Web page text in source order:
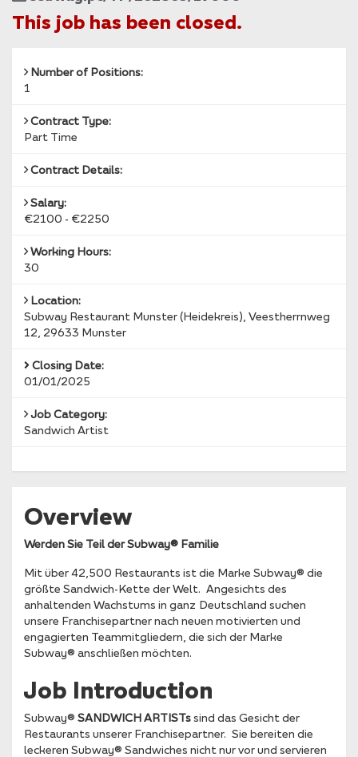
29633
Munster
Reference
This job has been closed.
Number of Positions:
1
Contract Type:
Part Time
Contract Details:
Salary:
€2100 - €2250
Working Hours:
30
Location:
Subway Restaurant Munster (Heidekreis), Veestherrnweg
12, 29633 Munster
Closing Date:
01/01/2025
Job Category:
Sandwich Artist
Overview
Werden Sie Teil der Subway® Familie
Mit über 42,500 Restaurants ist die Marke Subway® die
größte Sandwich-Kette der Welt. Angesichts des
anhaltenden Wachstums in ganz Deutschland suchen
unsere Franchisepartner nach neuen motivierten und
engagierten Teammitgliedern, die sich der Marke
Subway® anschließen möchten.
Job Introduction
Subway® SANDWICH ARTISTssind das Gesicht der
Restaurants unserer Franchisepartner. Sie bereiten die
leckeren Subway® Sandwiches nicht nur vor und servieren